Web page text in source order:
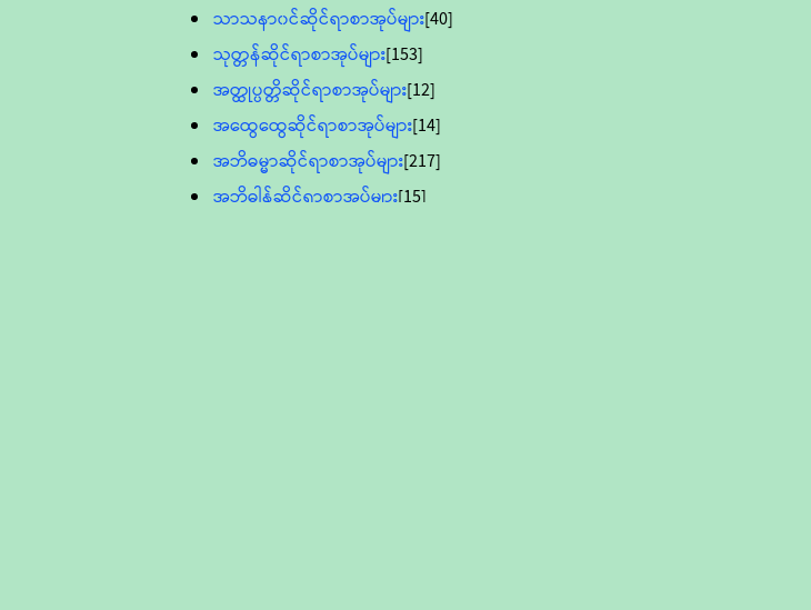
သာသနာ၀င်ဆိုင်ရာစာအုပ်များ[40]
သုတ္တန်ဆိုင်ရာစာအုပ်များ[153]
အတ္ထုပ္ပတ္တိဆိုင်ရာစာအုပ်များ[12]
အထွေထွေဆိုင်ရာစာအုပ်များ[14]
အဘိဓမ္မာဆိုင်ရာစာအုပ်များ[217]
အဘိဓါန်ဆိုင်ရာစာအုပ်များ[15]